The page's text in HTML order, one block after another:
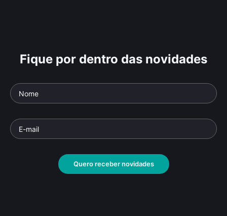
Fique por dentro das novidades
Quero receber novidades